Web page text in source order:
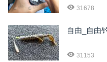
31678
自由_自由
31153